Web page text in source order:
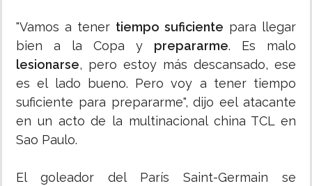
"Vamos a tener tiempo suficiente para llegar
bien a la Copa y prepararme. Es malo
lesionarse, pero estoy más descansado, ese
es el lado bueno. Pero voy a tener tiempo
suficiente para prepararme", dijo eel atacante
en un acto de la multinacional china TCL en
Sao Paulo.
El goleador del París Saint-Germain se